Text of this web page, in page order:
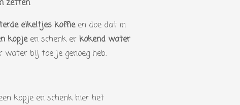
zetten.
eikeltjes koffieen doe dat in
kopjeen schenk er kokend water
bij toe je genoeg heb.
kopje en schenk hier het